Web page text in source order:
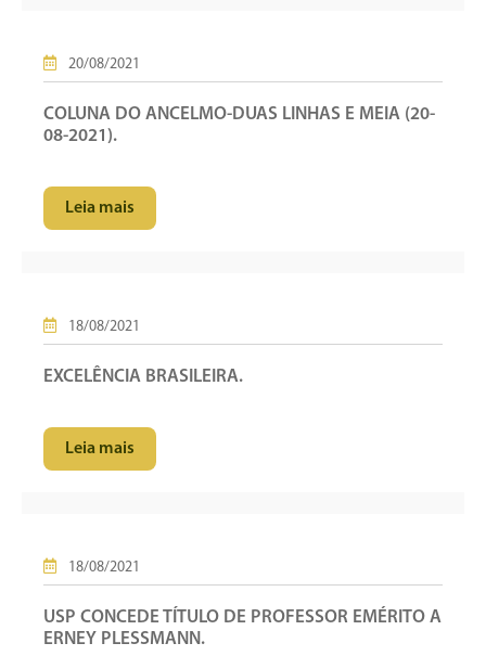
20/08/2021
COLUNA DO ANCELMO-DUAS LINHAS E MEIA (20-
08-2021).
Leia mais
18/08/2021
EXCELÊNCIA BRASILEIRA.
Leia mais
18/08/2021
USP CONCEDE TÍTULO DE PROFESSOR EMÉRITO A
ERNEY PLESSMANN.